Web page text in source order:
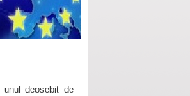
unul deosebit de